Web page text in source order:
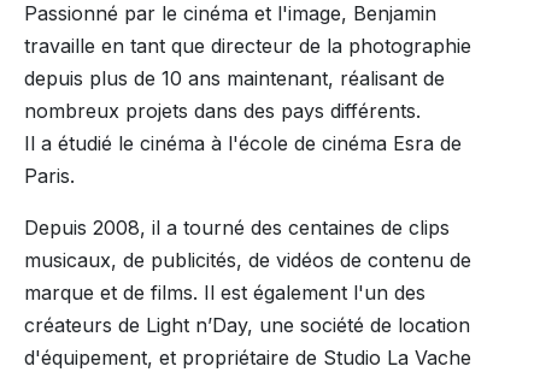
Passionné par le cinéma et l'image, Benjamin
travaille en tant que directeur de la photographie
depuis plus de 10 ans maintenant, réalisant de
nombreux projets dans des pays différents.
Il a étudié le cinéma à l'école de cinéma Esra de
Paris.
Depuis 2008, il a tourné des centaines de clips
musicaux, de publicités, de vidéos de contenu de
marque et de films. Il est également l'un des
créateurs de Light n’Day, une société de location
d'équipement, et propriétaire de Studio La Vache